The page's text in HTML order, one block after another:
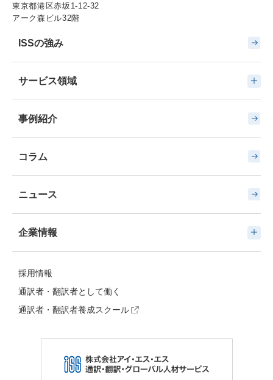
東京都港区赤坂1-12-32
アーク森ビル32階
ISSの強み
サービス領域
事例紹介
コラム
ニュース
企業情報
採用情報
通訳者・翻訳者として働く
通訳者・翻訳者養成スクール